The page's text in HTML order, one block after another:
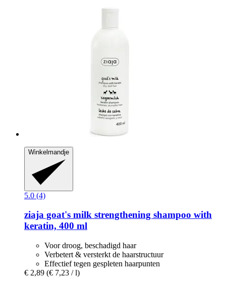
Winkelmandje
5.0 (4)
ziaja goat's milk strengthening shampoo with
keratin, 400 ml
Voor droog, beschadigd haar
Verbetert & versterkt de haarstructuur
Effectief tegen gespleten haarpunten
€ 2,89 (€ 7,23 / l)